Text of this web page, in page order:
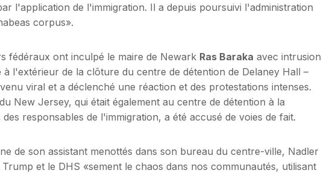
l'application de l'immigration. Il a depuis poursuivi l'administration
corpus».
fédéraux ont inculpé le maire de Newark Ras Baraka avec intrusion
l'extérieur de la clôture du centre de détention de Delaney Hall –
viral et a déclenché une réaction et des protestations intenses.
du New Jersey, qui était également au centre de détention à la
responsables de l'immigration, a été accusé de voies de fait.
de son assistant menottés dans son bureau du centre-ville, Nadler
et le DHS «sement le chaos dans nos communautés, utilisant